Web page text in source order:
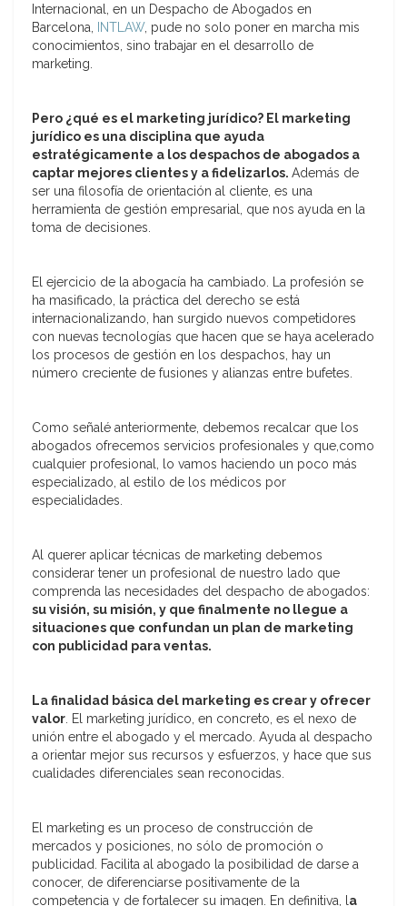
Internacional, en un Despacho de Abogados en
Barcelona,
INTLAW, pude no solo poner en marcha mis
conocimientos, sino trabajar en el desarrollo de
marketing.
Pero ¿qué es el marketing jurídico? El marketing
jurídico es una disciplina que ayuda
estratégicamente a los despachos de abogados a
captar mejores clientes y a fidelizarlos. Además de
ser una filosofía de orientación al cliente, es una
herramienta de gestión empresarial, que nos ayuda en la
toma de decisiones.
El ejercicio de la abogacía ha cambiado. La profesión se
ha masificado, la práctica del derecho se está
internacionalizando, han surgido nuevos competidores
con nuevas tecnologías que hacen que se haya acelerado
los procesos de gestión en los despachos, hay un
número creciente de fusiones y alianzas entre bufetes.
Como señalé anteriormente, debemos recalcar que los
abogados ofrecemos servicios profesionales y que,como
cualquier profesional, lo vamos haciendo un poco más
especializado, al estilo de los médicos por
especialidades.
Al querer aplicar técnicas de marketing debemos
considerar tener un profesional de nuestro lado que
comprenda las necesidades del despacho de abogados:
su visión, su misión, y que finalmente no llegue a
situaciones que confundan un plan de marketing
con publicidad para ventas.
La finalidad básica del marketing es crear y ofrecer
valor. El marketing jurídico, en concreto, es el nexo de
unión entre el abogado y el mercado. Ayuda al despacho
a orientar mejor sus recursos y esfuerzos, y hace que sus
cualidades diferenciales sean reconocidas.
El marketing es un proceso de construcción de
mercados y posiciones, no sólo de promoción o
publicidad. Facilita al abogado la posibilidad de darse a
conocer, de diferenciarse positivamente de la
competencia y de fortalecer su imagen. En definitiva, la